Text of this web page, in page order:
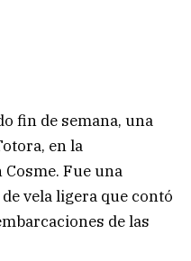
fin de semana, una
en la
Cosme. Fue una
vela ligera que contó
de las